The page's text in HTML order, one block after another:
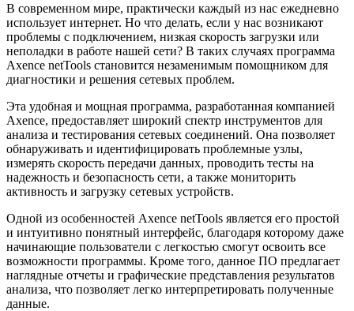
В современном мире, практически каждый из нас ежедневно
использует интернет. Но что делать, если у нас возникают
проблемы с подключением, низкая скорость загрузки или
неполадки в работе нашей сети? В таких случаях программа
Axence netTools становится незаменимым помощником для
диагностики и решения сетевых проблем.
Эта удобная и мощная программа, разработанная компанией
Axence, предоставляет широкий спектр инструментов для
анализа и тестирования сетевых соединений. Она позволяет
обнаруживать и идентифицировать проблемные узлы,
измерять скорость передачи данных, проводить тесты на
надежность и безопасность сети, а также мониторить
активность и загрузку сетевых устройств.
Одной из особенностей Axence netTools является его простой
и интуитивно понятный интерфейс, благодаря которому даже
начинающие пользователи с легкостью смогут освоить все
возможности программы. Кроме того, данное ПО предлагает
наглядные отчеты и графические представления результатов
анализа, что позволяет легко интерпретировать полученные
данные.